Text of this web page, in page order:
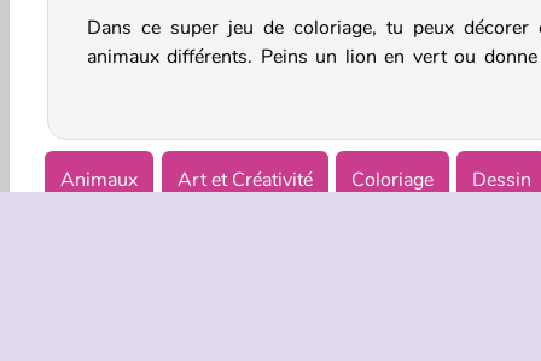
Dans ce super jeu de coloriage, tu peux décorer
animaux différents. Peins un lion en vert ou donne
rayures violettes à un zèbre ! Laisse libre cours
Animaux Art et Créativité Coloriage Dessin